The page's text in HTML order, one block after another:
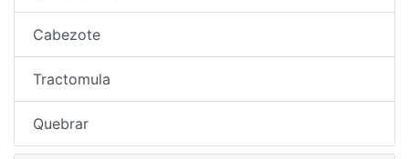
Cabezote
Tractomula
Quebrar